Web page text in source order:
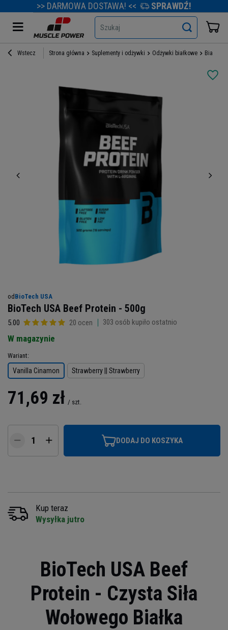
>> DARMOWA DOSTAWA! << SPRAWDŹ!
Szukaj
Wstecz Strona główna Suplementy i odżywki Odżywki białkowe Białka
od BioTech USA
BioTech USA Beef Protein - 500g
5.00 20 ocen 303 osób kupiło ostatnio
W magazynie
Wariant
Vanilla Cinamon Strawberry || Strawberry
71,69 zł / szt.
DODAJ DO KOSZYKA
Kup teraz
Wysyłka jutro
BioTech USA Beef
Protein - Czysta Siła
Wołowego Białka